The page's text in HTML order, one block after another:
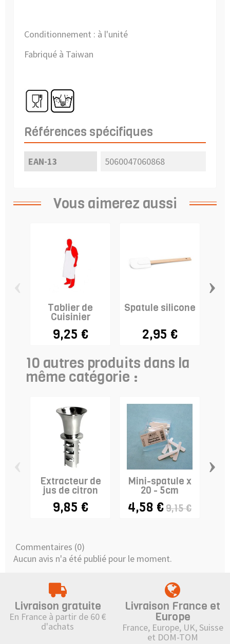
Conditionnement : à l'unité
Fabriqué à Taiwan
Références spécifiques
EAN-13 5060047060868
Vous aimerez aussi
Tablier de
Cuisinier
9,25 €
Spatule silicone
2,95 €
›
10 autres produits dans la
même catégorie :
Extracteur de
jus de citron
9,85 €
Mini-spatule x
20 - 5cm
4,58 €9,15 €
›
Commentaires (0)
Aucun avis n'a été publié pour le moment.
Livraison gratuite
En France à partir de 60 €
d'achats
Livraison France et
Europe
France, Europe, UK, Suisse
et DOM-TOM